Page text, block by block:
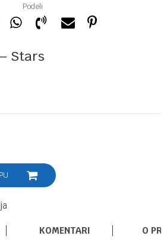
Podeli
Stars
KOMENTARI O